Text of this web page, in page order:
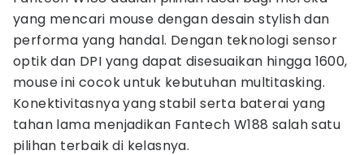
yang mencari mouse dengan desain stylish dan
performa yang handal. Dengan teknologi sensor
optik dan DPI yang dapat disesuaikan hingga 1600,
mouse ini cocok untuk kebutuhan multitasking.
Konektivitasnya yang stabil serta baterai yang
tahan lama menjadikan Fantech W188 salah satu
pilihan terbaik di kelasnya.